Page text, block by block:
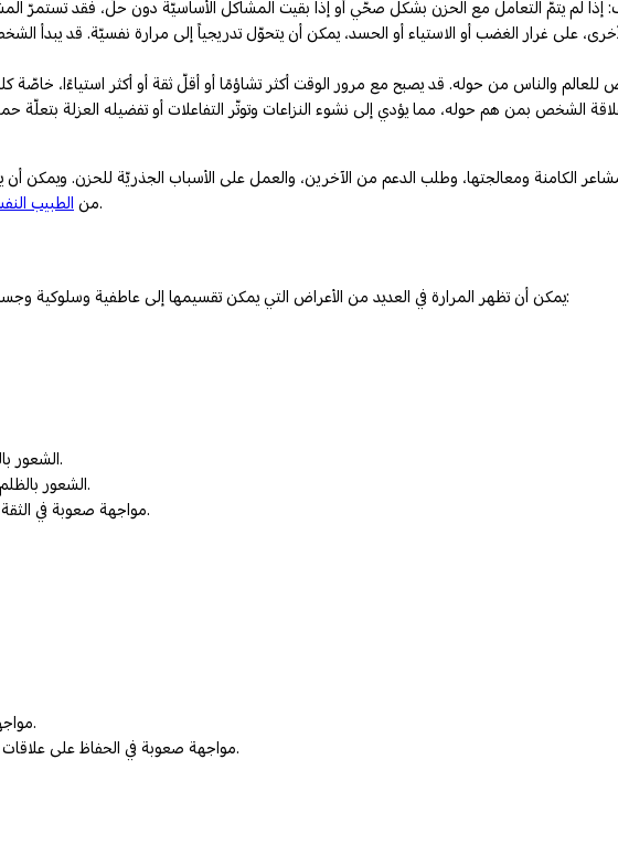
على غرار الغضب أو الاستياء أو الحسد، يمكن أن يتحوّل تدريجياً إلى مرارة نفسيّة. قد يبدأ
علاقة الشخص بمن هم حوله، مما يؤدي إلى نشوء النزاعات وتوتّر التفاعلات أو تفضيله العزلة
الكامنة ومعالجتها، وطلب الدعم من الآخرين، والعمل على الأسباب الجذريّة للحزن. ويمكن أن
من الطبيب ، في تجاوز المرارة النفسيّة وتنمية نظرة أكثر إيجابيّة للحياة.
يمكن أن تظهر المرارة في العديد من الأعراض التي يمكن تقسيمها إلى عاطفية وسلوكية وجسدية. قد تشمل بعض الأعراض الشائعة للمرارة النفسية التالي:
الشعور بالانفصال العاطفي عن الآخرين أو الانعزال عن المجتمع.
الشعور بالظلم، ومقارنة المرء لنفسه بالآخرين بشكل سلبي ومتواتر.
مواجهة صعوبة في الثقة بالآخرين وتكوين علاقات جديدة على مختلف الأصعدة.
مواجهة صعوبة في إيجاد المتعة أو الرضا في الأنشطة اليومية.
مواجهة صعوبة في الحفاظ على علاقات صحية بسبب المرارة النفسية التي تؤثر على التفاعلات.